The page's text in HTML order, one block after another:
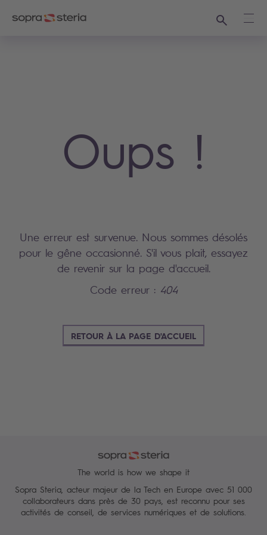
Recherche
Oups !
Une erreur est survenue. Nous sommes désolés
pour le gêne occasionné. S'il vous plait, essayez
de revenir sur la page d'accueil.
Code erreur : 404
RETOUR À LA PAGE D'ACCUEIL
The world is how we shape it
Sopra Steria, acteur majeur de la Tech en Europe avec 51 000
collaborateurs dans près de 30 pays, est reconnu pour ses
activités de conseil, de services numériques et de solutions.